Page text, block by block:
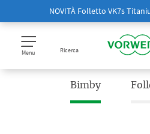
NOVITÀ Folletto VK7s
Menu Ricerca
Bimby